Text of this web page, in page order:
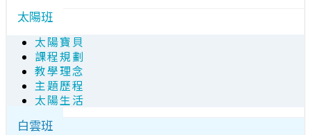
太陽班
太陽寶貝
課程規劃
教學理念
主題歷程
太陽生活
白雲班